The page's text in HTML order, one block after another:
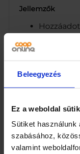
Beleegyezés
Ez a weboldal
Sütiket
szabásához,
valamint
Jellemzők
Kiszerelés
20
Egység
g
Összetevők